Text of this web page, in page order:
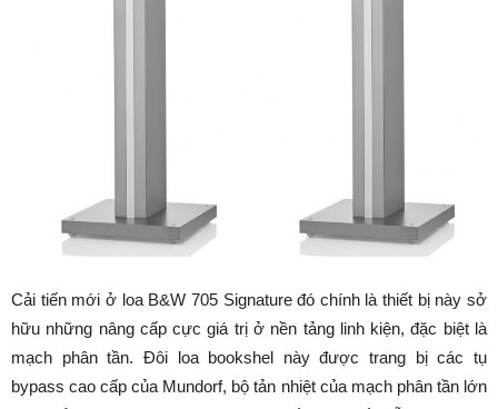
Cải tiến mới ở loa B&W 705 Signature đó chính là thiết bị này sở
hữu những nâng cấp cực giá trị ở nền tảng linh kiện, đặc biệt là
mạch phân tần. Đôi loa bookshel này được trang bị các tụ
bypass cao cấp của Mundorf, bộ tản nhiệt của mạch phân tần lớn